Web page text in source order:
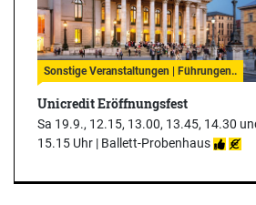
Sonstige Veranstaltungen | Führungen..
Unicredit Eröffnungsfest
Sa 19.9., 12.15, 13.00, 13.45, 14.30
15.15 Uhr | Ballett-Probenhaus